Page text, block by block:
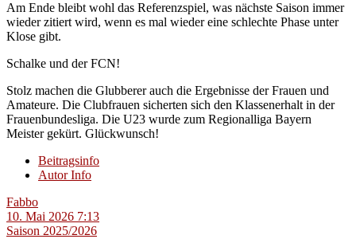
Am Ende bleibt wohl das Referenzspiel, was nächste Saison immer
wieder zitiert wird, wenn es mal wieder eine schlechte Phase unter
Klose gibt.
Schalke und der FCN!
Stolz machen die Glubberer auch die Ergebnisse der Frauen und
Amateure. Die Clubfrauen sicherten sich den Klassenerhalt in der
Frauenbundesliga. Die U23 wurde zum Regionalliga Bayern
Meister gekürt. Glückwunsch!
Beitragsinfo
Autor Info
Fabbo
10. Mai 2026 7:13
Saison 2025/2026